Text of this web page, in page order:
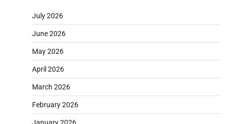
July 2026
June 2026
May 2026
April 2026
March 2026
February 2026
January 2026